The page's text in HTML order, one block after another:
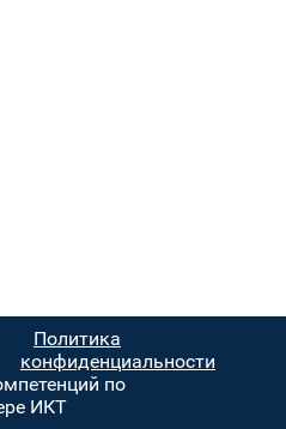
Политика
конфиденциальности
по
ИКТ